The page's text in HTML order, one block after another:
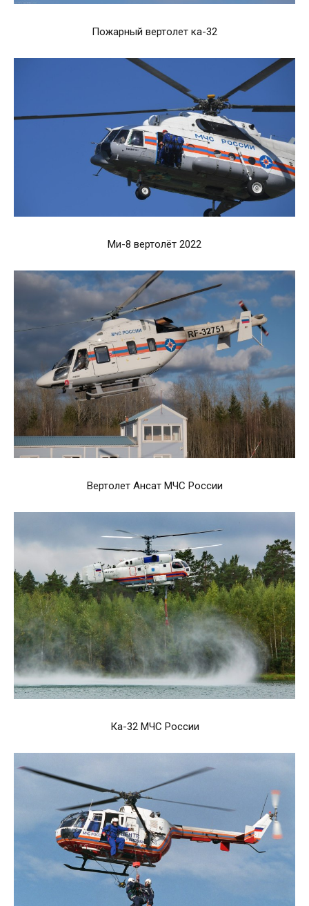
Пожарный вертолет ка-32
Ми-8 вертолёт 2022
Вертолет Ансат МЧС России
Ка-32 МЧС России